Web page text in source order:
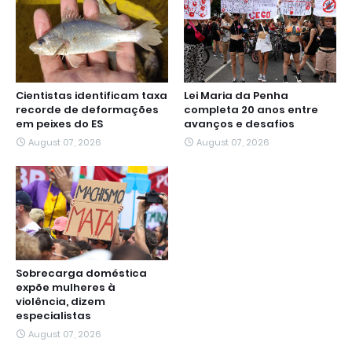
Cientistas identificam taxa
recorde de deformações
em peixes do ES
August 07, 2026
Lei Maria da Penha
completa 20 anos entre
avanços e desafios
August 07, 2026
Sobrecarga doméstica
expõe mulheres à
violência, dizem
especialistas
August 07, 2026